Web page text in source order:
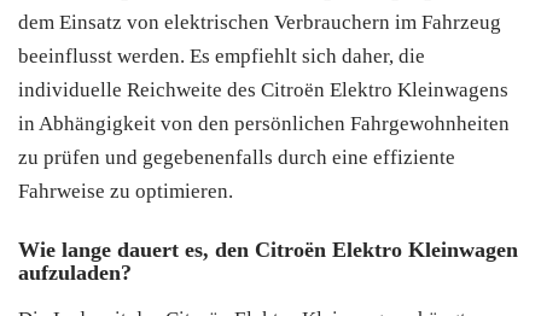
dem Einsatz von elektrischen Verbrauchern im Fahrzeug
beeinflusst werden. Es empfiehlt sich daher, die
individuelle Reichweite des Citroën Elektro Kleinwagens
in Abhängigkeit von den persönlichen Fahrgewohnheiten
zu prüfen und gegebenenfalls durch eine effiziente
Fahrweise zu optimieren.
Wie lange dauert es, den Citroën Elektro Kleinwagen
aufzuladen?